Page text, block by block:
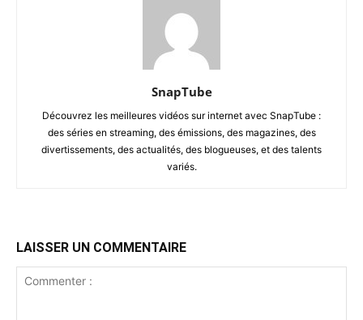
SnapTube
Découvrez les meilleures vidéos sur internet avec SnapTube :
des séries en streaming, des émissions, des magazines, des
divertissements, des actualités, des blogueuses, et des talents
variés.
LAISSER UN COMMENTAIRE